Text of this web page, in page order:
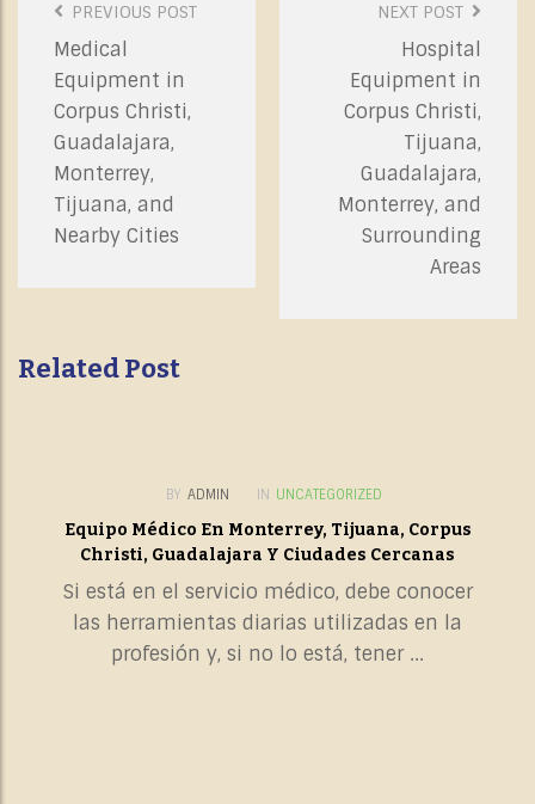
Post
Navigation
PREVIOUS POST
Medical
Equipment in
Corpus Christi,
Guadalajara,
Monterrey,
Tijuana, and
Nearby Cities
NEXT POST
Hospital
Equipment in
Corpus Christi,
Tijuana,
Guadalajara,
Monterrey, and
Surrounding
Areas
Related Post
BY ADMIN IN UNCATEGORIZED
Equipo Médico En Monterrey, Tijuana, Corpus
Christi, Guadalajara Y Ciudades Cercanas
Si está en el servicio médico, debe conocer
las herramientas diarias utilizadas en la
profesión y, si no lo está, tener ...